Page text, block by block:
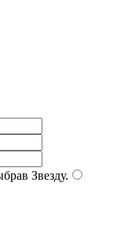
Звезду.